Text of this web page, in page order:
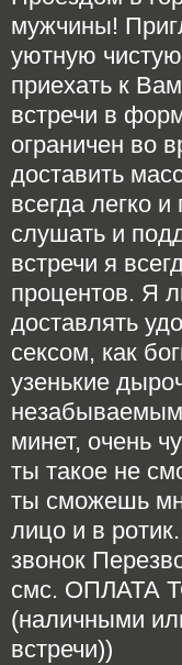
мужчины!
уютную
приехать к
встречи в
ограничен во
доставить
всегда легко
слушать и
встречи я
процентов. Я
доставлять
сексом, как
узенькие
минет, очень
ты такое не
ты сможешь
лицо и в
звонок
смс. ОПЛАТА
(наличными
встречи))